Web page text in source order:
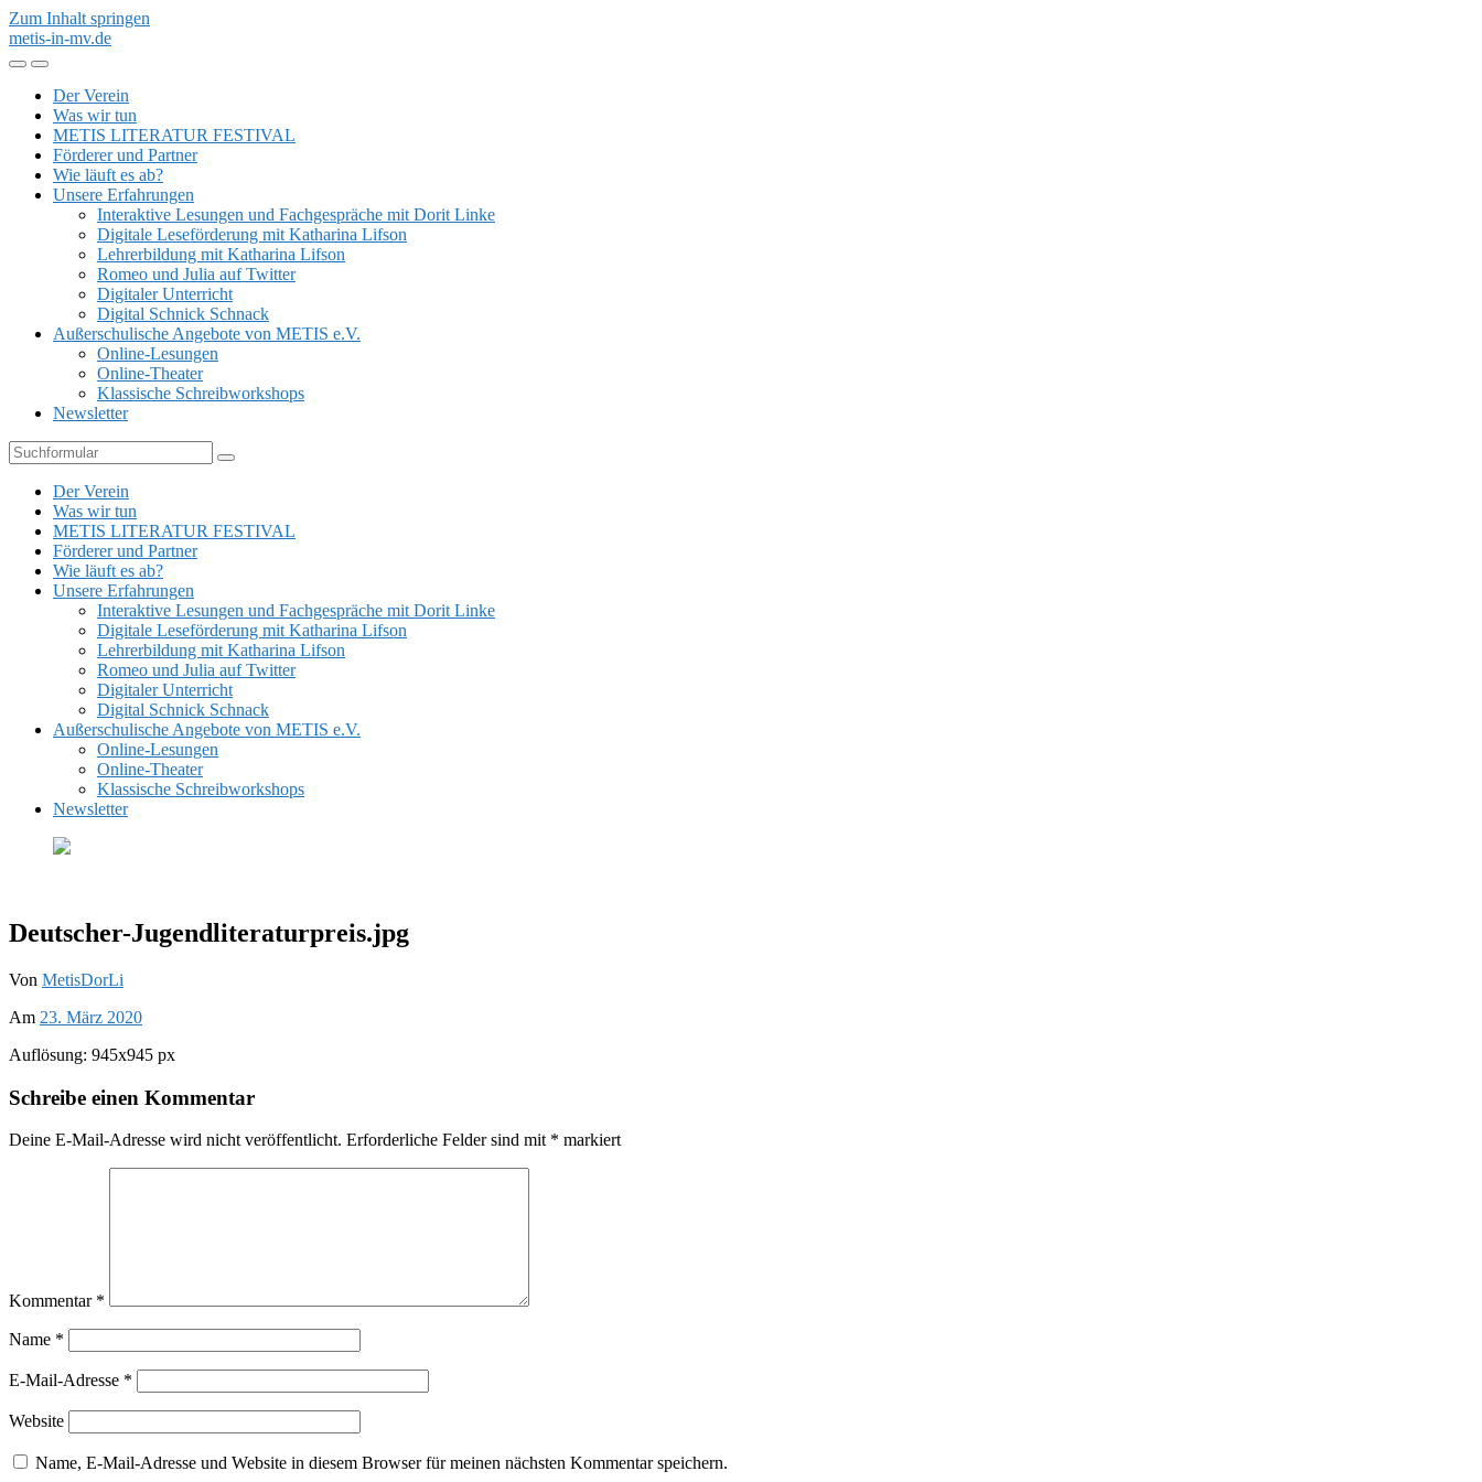
Zum Inhalt springen
metis-in-mv.de
Mobil-
umschalten
Suchfeld
umschalten
Der Verein
Was wir tun
METIS LITERATUR FESTIVAL
Förderer und Partner
Wie läuft es ab?
Unsere Erfahrungen
Interaktive Lesungen und Fachgespräche mit Dorit Linke
Digitale Leseförderung mit Katharina Lifson
Lehrerbildung mit Katharina Lifson
Romeo und Julia auf Twitter
Digitaler Unterricht
Digital Schnick Schnack
Außerschulische Angebote von METIS e.V.
Online-Lesungen
Online-Theater
Klassische Schreibworkshops
Newsletter
Suchen
Der Verein
Was wir tun
METIS LITERATUR FESTIVAL
Förderer und Partner
Wie läuft es ab?
Unsere Erfahrungen
Interaktive Lesungen und Fachgespräche mit Dorit Linke
Digitale Leseförderung mit Katharina Lifson
Lehrerbildung mit Katharina Lifson
Romeo und Julia auf Twitter
Digitaler Unterricht
Digital Schnick Schnack
Außerschulische Angebote von METIS e.V.
Online-Lesungen
Online-Theater
Klassische Schreibworkshops
Newsletter
Deutscher-Jugendliteraturpreis.jpg
Von MetisDorLi
Am 23. März 2020
Auflösung: 945x945 px
Schreibe einen Kommentar
Deine E-Mail-Adresse wird nicht veröffentlicht. Erforderliche Felder sind mit * markiert
Kommentar *
Name *
E-Mail-Adresse *
Website
Name, E-Mail-Adresse und Website in diesem Browser für meinen nächsten Kommentar speichern.